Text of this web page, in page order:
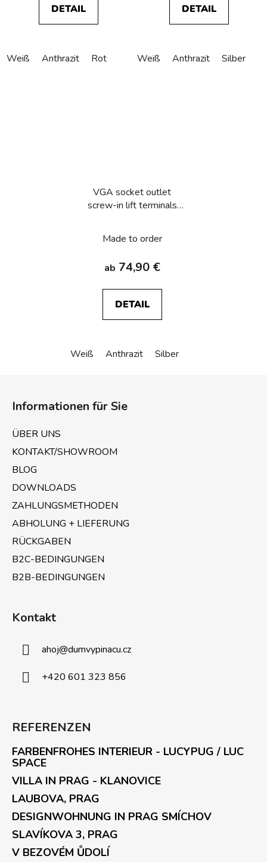
DETAIL
Weiß Anthrazit Rot
DETAIL
Weiß Anthrazit Silber
VGA socket outlet
screw-in lift terminals
Made to order
ab 74,90 €
DETAIL
Weiß Anthrazit Silber
Informationen für Sie
ÜBER UNS
KONTAKT/SHOWROOM
BLOG
DOWNLOADS
ZAHLUNGSMETHODEN
ABHOLUNG + LIEFERUNG
RÜCKGABEN
B2C-BEDINGUNGEN
B2B-BEDINGUNGEN
Kontakt
ahoj@dumvypinacu.cz
+420 601 323 856
REFERENZEN
FARBENFROHES INTERIEUR - LUCYPUG / LUC
SPACE
VILLA IN PRAG - KLANOVICE
LAUBOVA, PRAG
DESIGNWOHNUNG IN PRAG SMÍCHOV
SLAVÍKOVA 3, PRAG
V BEZOVÉM ŮDOLÍ